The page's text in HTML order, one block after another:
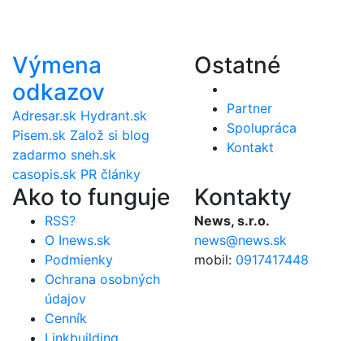
Výmena
odkazov
Adresar.sk Hydrant.sk
Pisem.sk Založ si blog
zadarmo sneh.sk
casopis.sk PR články
Ostatné
Partner
Spolupráca
Kontakt
Ako to funguje
RSS?
O Inews.sk
Podmienky
Ochrana osobných
údajov
Cenník
Kontakty
News, s.r.o.
news@news.sk
mobil: 0917417448